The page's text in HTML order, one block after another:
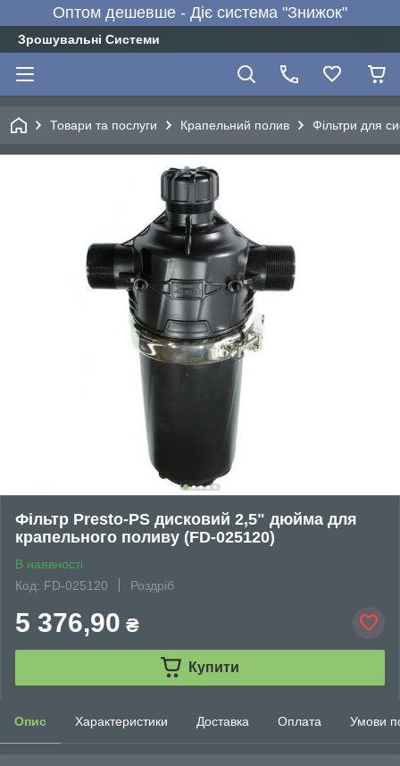
Оптом дешевше - Діє система "Знижок"
Зрошувальні Системи
Товари та послуги Крапельний полив Фільтри для
Фільтр Presto-PS дисковий 2,5" дюйма для
крапельного поливу (FD-025120)
В наявності
Код: FD-025120
Роздріб
5 376,90 ₴
Купити
Опис Характеристики Доставка Оплата Умови